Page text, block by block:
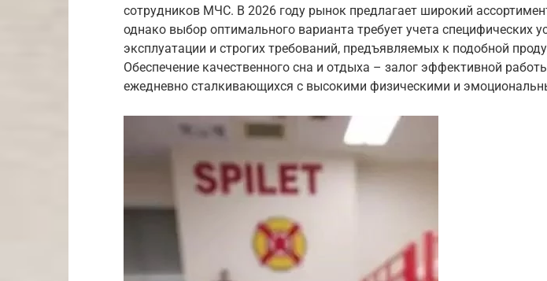
сотрудников МЧС. В 2026 году рынок предлагает широкий
однако выбор оптимального варианта требует учета специфических
эксплуатации и строгих требований, предъявляемых к подобной
Обеспечение качественного сна и отдыха – залог эффективной
ежедневно сталкивающихся с высокими физическими и